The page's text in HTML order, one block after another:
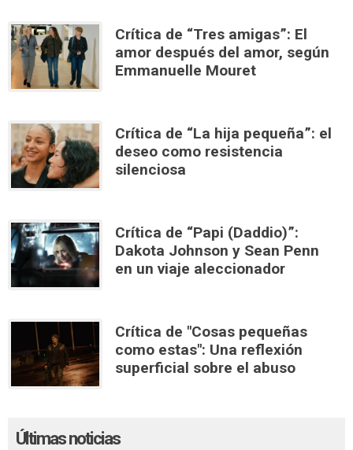
Crítica de “Tres amigas”: El
amor después del amor, según
Emmanuelle Mouret
Crítica de “La hija pequeña”: el
deseo como resistencia
silenciosa
Crítica de “Papi (Daddio)”:
Dakota Johnson y Sean Penn
en un viaje aleccionador
Crítica de "Cosas pequeñas
como estas": Una reflexión
superficial sobre el abuso
Últimas noticias